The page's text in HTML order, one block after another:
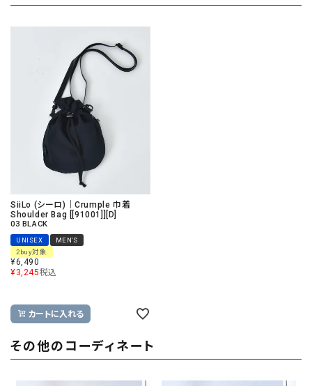
SiiLo (シーロ)｜Crumple 巾着
Shoulder Bag [[91001]][D]
03 BLACK
UNISEX
MEN'S
2buy対象
¥6,490
¥3,245税込
カートに入れる
その他のコーディネート